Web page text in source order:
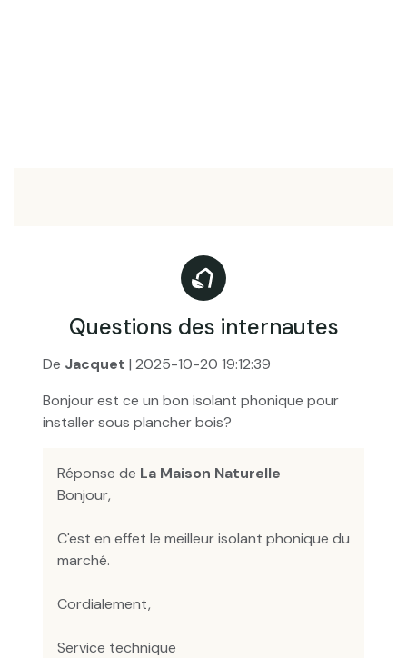
Questions des internautes
De Jacquet | 2025-10-20 19:12:39
Bonjour est ce un bon isolant phonique pour
installer sous plancher bois?
Réponse de La Maison Naturelle
Bonjour,
C'est en effet le meilleur isolant phonique du
marché.
Cordialement,
Service technique